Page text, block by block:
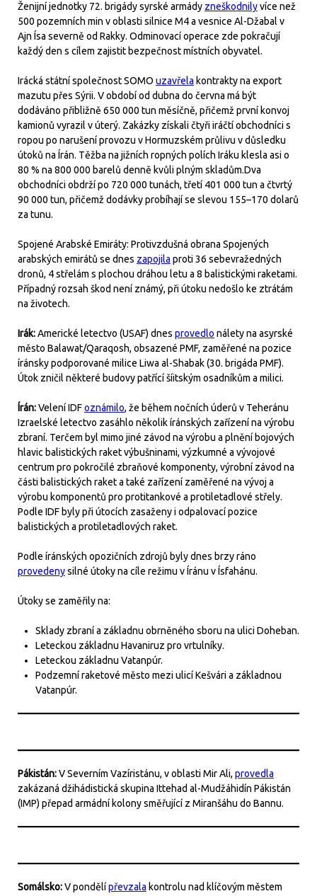
Ženijní jednotky 72. brigády syrské armády zneškodnilyvíce než
500 pozemních min v oblasti silnice M4 a vesnice Al-Džabal v
Ajn Ísa severně od Rakky. Odminovací operace zde pokračují
každý den s cílem zajistit bezpečnost místních obyvatel.
Irácká státní společnost SOMO uzavřela kontrakty na export
mazutu přes Sýrii. V období od dubna do června má být
dodáváno přibližně 650 000 tun měsíčně, přičemž první konvoj
kamionů vyrazil v úterý. Zakázky získali čtyři iráčtí obchodníci s
ropou po narušení provozu v Hormuzském průlivu v důsledku
útoků na Írán. Těžba na jižních ropných polích Iráku klesla asi o
80 % na 800 000 barelů denně kvůli plným skladům.Dva
obchodníci obdrží po 720 000 tunách, třetí 401 000 tun a čtvrtý
90 000 tun, přičemž dodávky probíhají se slevou 155–170 dolarů
za tunu.
Spojené Arabské Emiráty: Protivzdušná obrana Spojených
arabských emirátů se dnes zapojila proti 36 sebevražedných
dronů, 4 střelám s plochou dráhou letu a 8 balistickými raketami.
Případný rozsah škod není známý, při útoku nedošlo ke ztrátám
na životech.
Irák:Americké letectvo (USAF) dnes provedlo nálety na asyrské
město Balawat/Qaraqosh, obsazené PMF, zaměřené na pozice
íránsky podporované milice Liwa al-Shabak (30. brigáda PMF).
Útok zničil některé budovy patřící šíitským osadníkům a milici.
Írán:Velení IDFoznámilo, že během nočních úderů v Teheránu
Izraelské letectvo zasáhlo několik íránských zařízení na výrobu
zbraní. Terčem byl mimo jiné závod na výrobu a plnění bojových
hlavic balistických raket výbušninami, výzkumné a vývojové
centrum pro pokročilé zbraňové komponenty, výrobní závod na
části balistických raket a také zařízení zaměřené na vývoj a
výrobu komponentů pro protitankové a protiletadlové střely.
Podle IDF byly při útocích zasaženy i odpalovací pozice
balistických a protiletadlových raket.
Podle íránských opozičních zdrojů byly dnes brzy ráno
provedenysilné útoky na cíle režimu v Íránu v Ísfahánu.
Útoky se zaměřily na:
Sklady zbraní a základnu obrněného sboru na ulici Doheban.
Leteckou základnu Havaniruz pro vrtulníky.
Leteckou základnu Vatanpúr.
Podzemní raketové město mezi ulicí Kešvári a základnou
Vatanpúr.
Pákistán:V Severním Vazíristánu, v oblasti Mir Ali, provedla
zakázaná džihádistická skupina Ittehad al-Mudžáhidín Pákistán
(IMP) přepad armádní kolony směřující z Miranšáhu do Bannu.
Somálsko:V pondělípřevzala kontrolu nad klíčovým městem